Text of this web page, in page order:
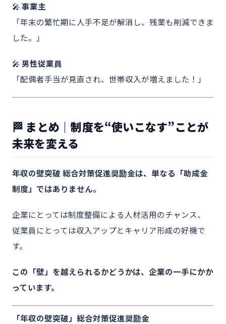
🎤事業主
「年末の繁忙期に人手不足が解消し、残業も削減できま
した。」
🎤 男性従業員
「配偶者手当が見直され、世帯収入が増えました！」
🏁 まとめ｜制度を“使いこなす”ことが
未来を変える
年収の壁突破 総合対策促進奨励金は、単なる「助成金
制度」ではありません。
企業にとっては制度整備による人材活用のチャンス、
従業員にとっては収入アップとキャリア形成の好機で
す。
この「壁」を越えられるかどうかは、企業の一手にかか
っています。
「年収の壁突破」総合対策促進奨励金